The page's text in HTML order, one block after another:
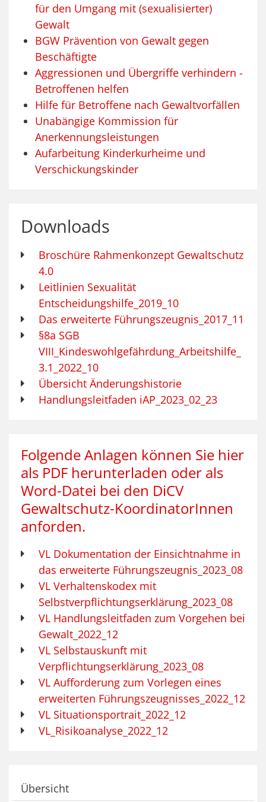
für den Umgang mit (sexualisierter)
Gewalt
BGW Prävention von Gewalt gegen
Beschäftigte
Aggressionen und Übergriffe verhindern -
Betroffenen helfen
Hilfe für Betroffene nach Gewaltvorfällen
Unabängige Kommission für
Anerkennungsleistungen
Aufarbeitung Kinderkurheime und
Verschickungskinder
Downloads
Broschüre Rahmenkonzept Gewaltschutz
4.0
Leitlinien Sexualität
Entscheidungshilfe_2019_10
Das erweiterte Führungszeugnis_2017_11
§8a SGB
VIII_Kindeswohlgefährdung_Arbeitshilfe_
3.1_2022_10
Übersicht Änderungshistorie
Handlungsleitfaden iAP_2023_02_23
Folgende Anlagen können Sie hier
als PDF herunterladen oder als
Word-Datei bei den DiCV
Gewaltschutz-KoordinatorInnen
anforden.
VL Dokumentation der Einsichtnahme in
das erweiterte Führungszeugnis_2023_08
VL Verhaltenskodex mit
Selbstverpflichtungserklärung_2023_08
VL Handlungsleitfaden zum Vorgehen bei
Gewalt_2022_12
VL Selbstauskunft mit
Verpflichtungserklärung_2023_08
VL Aufforderung zum Vorlegen eines
erweiterten Führungszeugnisses_2022_12
VL Situationsportrait_2022_12
VL_Risikoanalyse_2022_12
Übersicht